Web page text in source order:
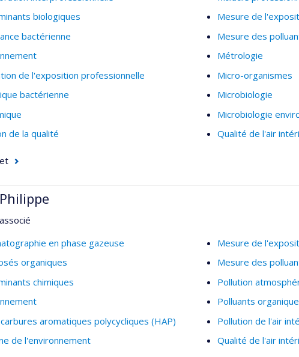
biologiques
bactérienne
de l'exposition professionnelle
bactérienne
de la qualité
Mesure de
Mesure des
Métrologie
Micro-organismes
Microbiologie
Microbiologie
Qualité de l'air
en phase gazeuse
organiques
chimiques
aromatiques polycycliques (HAP)
de l'environnement
Mesure de
Mesure des
Pollution
Polluants
Pollution de l'air
Qualité de l'air